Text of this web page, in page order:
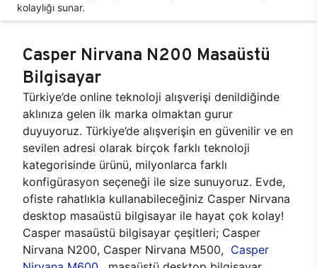
kolaylığı sunar.
Casper Nirvana N200 Masaüstü
Bilgisayar
Türkiye’de online teknoloji alışverişi denildiğinde
aklınıza gelen ilk marka olmaktan gurur
duyuyoruz. Türkiye’de alışverişin en güvenilir ve en
sevilen adresi olarak birçok farklı teknoloji
kategorisinde ürünü, milyonlarca farklı
konfigürasyon seçeneği ile size sunuyoruz. Evde,
ofiste rahatlıkla kullanabileceğiniz Casper Nirvana
desktop masaüstü bilgisayar ile hayat çok kolay!
Casper masaüstü bilgisayar çeşitleri; Casper
Nirvana N200, Casper Nirvana M500, Casper